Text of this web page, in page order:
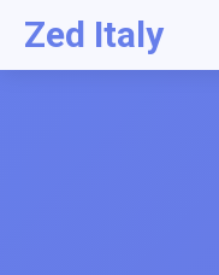
Zed Italy